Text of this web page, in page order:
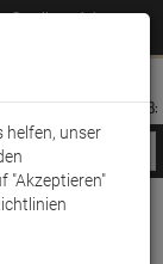
Bestellung erhalten
AUFKLAPPEN
MERKZETTEL
WARENKORB:
Luftpumpen
helfen, unser
"Akzeptieren"